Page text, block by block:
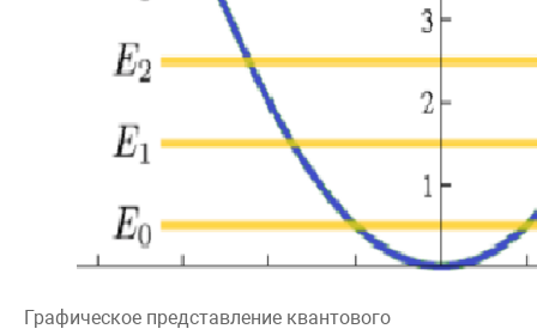
Графическое представление квантового